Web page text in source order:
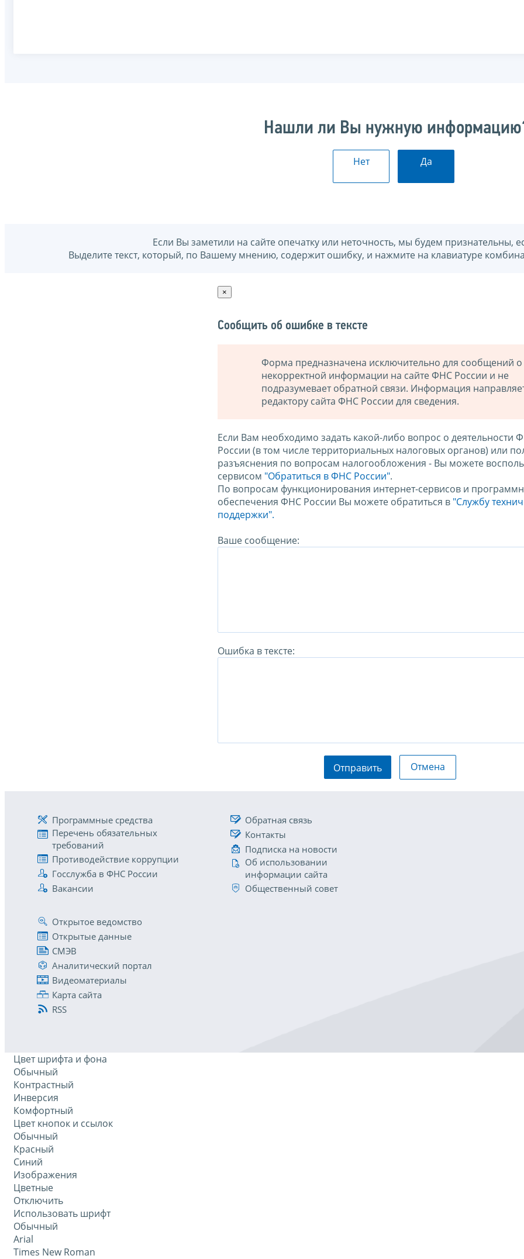
Нашли ли Вы нужную
Нет Да
Если Вы заметили на сайте опечатку или неточность, мы будем признательны,
Выделите текст, который, по Вашему мнению, содержит ошибку, и нажмите на клавиатуре
×
Сообщить об ошибке в тексте
Форма предназначена исключительно для сообщений о
некорректной информации на сайте ФНС России и не
подразумевает обратной связи. Информация
редактору сайта ФНС России для сведения.
Если Вам необходимо задать какой-либо вопрос о деятельности
России (в том числе территориальных налоговых органов) или
разъяснения по вопросам налогообложения - Вы можете
сервисом "Обратиться в ФНС России".
По вопросам функционирования интернет-сервисов и
обеспечения ФНС России Вы можете обратиться в "Службу
поддержки".
Ваше сообщение:
Ошибка в тексте:
Отправить Отмена
Программные средства
Перечень обязательных
требований
Противодействие коррупции
Госслужба в ФНС России
Вакансии
Обратная связь
Контакты
Подписка на новости
Об использовании
информации сайта
Общественный совет
Открытое ведомство
Открытые данные
СМЭВ
Аналитический портал
Видеоматериалы
Карта сайта
RSS
Цвет шрифта и фона
Обычный
Контрастный
Инверсия
Комфортный
Цвет кнопок и ссылок
Обычный
Красный
Синий
Изображения
Цветные
Отключить
Использовать шрифт
Обычный
Arial
Times New Roman